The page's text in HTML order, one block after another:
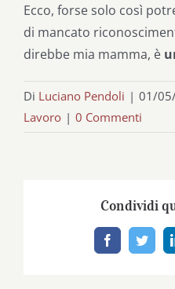
Ecco, forse solo così
di mancato
direbbe mia mamma, è
Di Luciano Pendoli | 01/
Lavoro | 0 Commenti
Condividi
Facebook